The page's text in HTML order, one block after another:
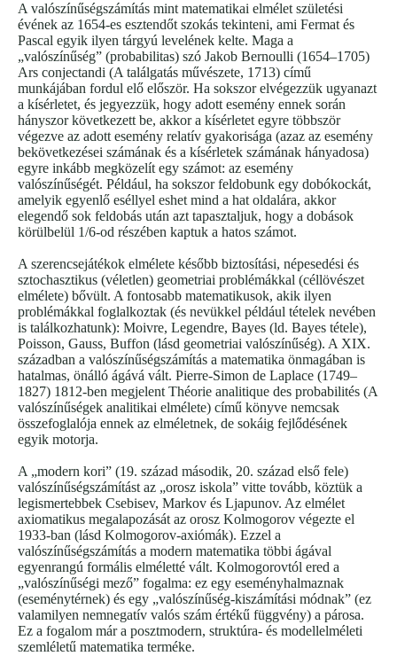
A valószínűségszámítás mint matematikai elmélet születési
évének az 1654-es esztendőt szokás tekinteni, ami Fermat és
Pascal egyik ilyen tárgyú levelének kelte. Maga a
„valószínűség” (probabilitas) szó Jakob Bernoulli (1654–1705)
Ars conjectandi (A találgatás művészete, 1713) című
munkájában fordul elő először. Ha sokszor elvégezzük ugyanazt
a kísérletet, és jegyezzük, hogy adott esemény ennek során
hányszor következett be, akkor a kísérletet egyre többször
végezve az adott esemény relatív gyakorisága (azaz az esemény
bekövetkezései számának és a kísérletek számának hányadosa)
egyre inkább megközelít egy számot: az esemény
valószínűségét. Például, ha sokszor feldobunk egy dobókockát,
amelyik egyenlő eséllyel eshet mind a hat oldalára, akkor
elegendő sok feldobás után azt tapasztaljuk, hogy a dobások
körülbelül 1/6-od részében kaptuk a hatos számot.
A szerencsejátékok elmélete később biztosítási, népesedési és
sztochasztikus (véletlen) geometriai problémákkal (céllövészet
elmélete) bővült. A fontosabb matematikusok, akik ilyen
problémákkal foglalkoztak (és nevükkel például tételek nevében
is találkozhatunk): Moivre, Legendre, Bayes (ld. Bayes tétele),
Poisson, Gauss, Buffon (lásd geometriai valószínűség). A XIX.
században a valószínűségszámítás a matematika önmagában is
hatalmas, önálló ágává vált. Pierre-Simon de Laplace (1749–
1827) 1812-ben megjelent Théorie analitique des probabilités (A
valószínűségek analitikai elmélete) című könyve nemcsak
összefoglalója ennek az elméletnek, de sokáig fejlődésének
egyik motorja.
A „modern kori” (19. század második, 20. század első fele)
valószínűségszámítást az „orosz iskola” vitte tovább, köztük a
legismertebbek Csebisev, Markov és Ljapunov. Az elmélet
axiomatikus megalapozását az orosz Kolmogorov végezte el
1933-ban (lásd Kolmogorov-axiómák). Ezzel a
valószínűségszámítás a modern matematika többi ágával
egyenrangú formális elméletté vált. Kolmogorovtól ered a
„valószínűségi mező” fogalma: ez egy eseményhalmaznak
(eseménytérnek) és egy „valószínűség-kiszámítási módnak” (ez
valamilyen nemnegatív valós szám értékű függvény) a párosa.
Ez a fogalom már a posztmodern, struktúra- és modellelméleti
szemléletű matematika terméke.